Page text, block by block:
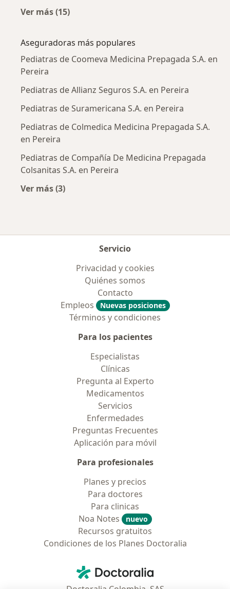
Ver más (15)
Aseguradoras más populares
Pediatras de Coomeva Medicina Prepagada S.A. en
Pereira
Pediatras de Allianz Seguros S.A. en Pereira
Pediatras de Suramericana S.A. en Pereira
Pediatras de Colmedica Medicina Prepagada S.A.
en Pereira
Pediatras de Compañía De Medicina Prepagada
Colsanitas S.A. en Pereira
Ver más (3)
Servicio
Privacidad y cookies
Quiénes somos
Contacto
Empleos
Nuevas posiciones
Términos y condiciones
Para los pacientes
Especialistas
Clínicas
Pregunta al Experto
Medicamentos
Servicios
Enfermedades
Preguntas Frecuentes
Aplicación para móvil
Para profesionales
Planes y precios
Para doctores
Para clinicas
Noa Notes
nuevo
Recursos gratuitos
Condiciones de los Planes Doctoralia
Doctoralia - Página de inicio